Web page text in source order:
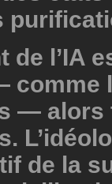
de l’IA
comme
— alors
de la